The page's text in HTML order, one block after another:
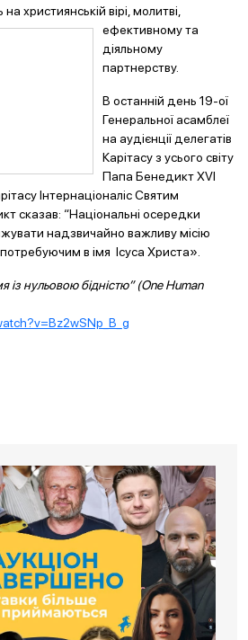
християнській вірі, молитві,
ефективному та
діяльному
партнерству.
В останній день 19-ої
Генеральної асамблеї
на аудієнції делегатів
Карітасу з усього світу
Папа Бенедикт XVI
Інтернаціоналіс Святим
сказав: “Національні осередки
надзвичайно важливу місію
в імя Ісуса Христа».
із нульовою бідністю” (One Human